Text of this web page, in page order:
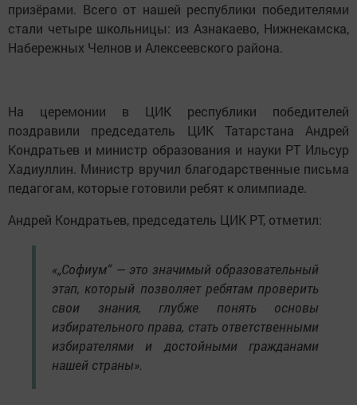
призёрами. Всего от нашей республики победителями
стали четыре школьницы: из Азнакаево, Нижнекамска,
Набережных Челнов и Алексеевского района.
На церемонии в ЦИК республики победителей
поздравили председатель ЦИК Татарстана Андрей
Кондратьев и министр образования и науки РТ Ильсур
Хадиуллин. Министр вручил благодарственные письма
педагогам, которые готовили ребят к олимпиаде.
Андрей Кондратьев, председатель ЦИК РТ, отметил:
«„Софиум“ — это значимый образовательный
этап, который позволяет ребятам проверить
свои знания, глубже понять основы
избирательного права, стать ответственными
избирателями и достойными гражданами
нашей страны».